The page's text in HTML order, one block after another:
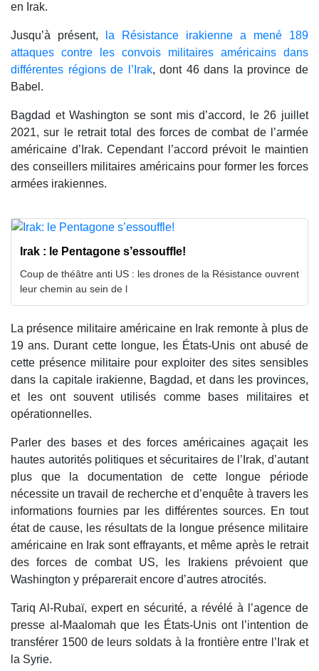
en Irak.
Jusqu’à présent,
la Résistance irakienne a mené 189
attaques contre les convois militaires américains dans
différentes régions de l’Irak, dont 46 dans la province de
Babel.
Bagdad et Washington se sont mis d’accord, le 26 juillet
2021, sur le retrait total des forces de combat de l’armée
américaine d’Irak. Cependant l’accord prévoit le maintien
des conseillers militaires américains pour former les forces
armées irakiennes.
Irak : le Pentagone s’essouffle!
Coup de théâtre anti US : les drones de la Résistance ouvrent
leur chemin au sein de l
La présence militaire américaine en Irak remonte à plus de
19 ans. Durant cette longue, les États-Unis ont abusé de
cette présence militaire pour exploiter des sites sensibles
dans la capitale irakienne, Bagdad, et dans les provinces,
et les ont souvent utilisés comme bases militaires et
opérationnelles.
Parler des bases et des forces américaines agaçait les
hautes autorités politiques et sécuritaires de l’Irak, d’autant
plus que la documentation de cette longue période
nécessite un travail de recherche et d’enquête à travers les
informations fournies par les différentes sources. En tout
état de cause, les résultats de la longue présence militaire
américaine en Irak sont effrayants, et même après le retrait
des forces de combat US, les Irakiens prévoient que
Washington y préparerait encore d’autres atrocités.
Tariq Al-Rubaï, expert en sécurité, a révélé à l’agence de
presse al-Maalomah que les États-Unis ont l’intention de
transférer 1500 de leurs soldats à la frontière entre l’Irak et
la Syrie.